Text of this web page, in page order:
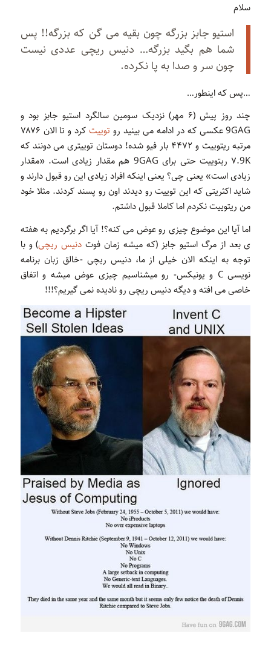
سلام
استیو جابز بزرگه چون بقیه می گن که بزرگه!! پس
شما هم بگید بزرگه… دنیس ریچی عددی نیست
چون سر و صدا به پا نکرده.
…پس که اینطور…
چند روز پیش (۶ مهر) نزدیک سومین سالگرد استیو جابز بود و
9GAG عکسی که در ادامه می بینید رو
توییت
کرد و تا الان ۷۸۷۶
مرتبه ریتوییت و ۴۴۷۲ بار فیو شده! دوستان توییتری می دونند که
۷.9K ریتوییت حتی برای 9GAG هم مقدار زیادی است. «مقدار
زیادی است» یعنی چی؟ یعنی اینکه افراد زیادی این رو قبول دارند و
شاید اکثریتی که این توییت رو دیدند اون رو پسند کردند. مثلا خود
من ریتوییت نکردم اما کاملا قبول داشتم.
اما آیا این موضوع چیزی رو عوض می کنه؟! آیا اگر برگردیم به هفته
ی بعد از مرگ استیو جابز (که میشه زمان فوت دنیس ریچی) و با
توجه به اینکه الان خیلی از ما، دنیس ریچی -خالق زبان برنامه
نویسی C و یونیکس- رو میشناسیم چیزی عوض میشه و اتفاق
خاصی می افته و دیگه دنیس ریچی رو نادیده نمی گیریم؟!!!